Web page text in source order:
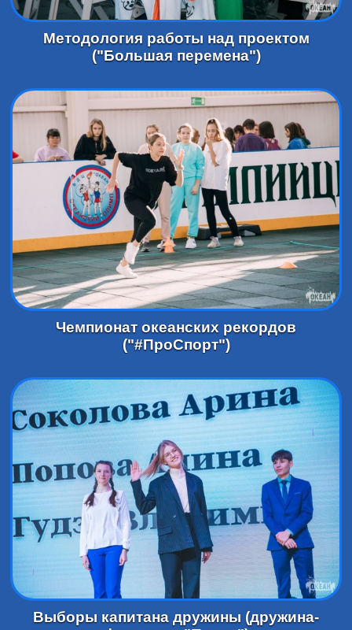
Методология работы над проектом
("Большая перемена")
Чемпионат океанских рекордов
("#ПроСпорт")
Выборы капитана дружины (дружина-